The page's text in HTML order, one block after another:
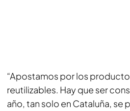
“Apostamos por los
reutilizables. Hay que ser
año, tan solo en Cataluña, se